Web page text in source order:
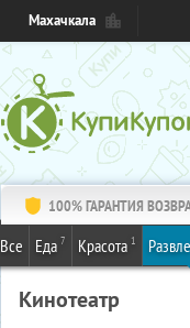
Махачкала
100% ГАРАНТИЯ
Все Еда 7 Красота 1
Кинотеатр